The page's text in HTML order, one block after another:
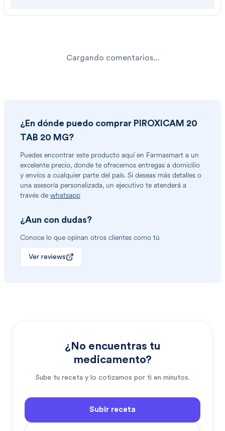
Cargando comentarios...
¿En dónde puedo comprar PIROXICAM 20
TAB 20 MG?
Puedes encontrar este producto aquí en Farmasmart a un
excelente precio, donde te ofrecemos entregas a domicilio
y envíos a cualquier parte del país. Si deseas más detalles o
una asesoría personalizada, un ejecutivo te atenderá a
través de whatsapp
¿Aun con dudas?
Conoce lo que opinan otros clientes como tú
Ver reviews
¿No encuentras tu
medicamento?
Sube tu receta y lo cotizamos por ti en minutos.
Subir receta